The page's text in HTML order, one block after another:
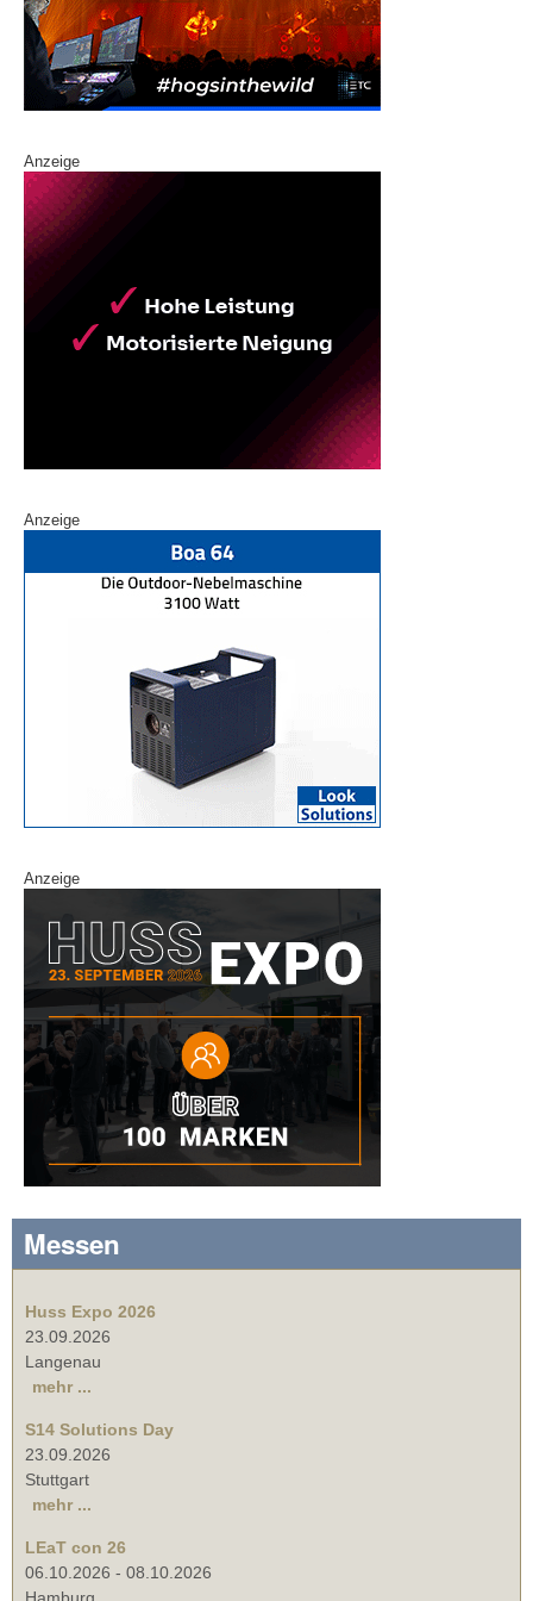
Anzeige
Anzeige
Anzeige
Messen
Huss Expo 2026
23.09.2026
Langenau
mehr ...
S14 Solutions Day
23.09.2026
Stuttgart
mehr ...
LEaT con 26
06.10.2026 - 08.10.2026